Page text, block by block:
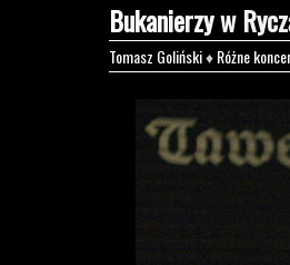
Bukanierzy w
Tomasz Goliński♦Różne